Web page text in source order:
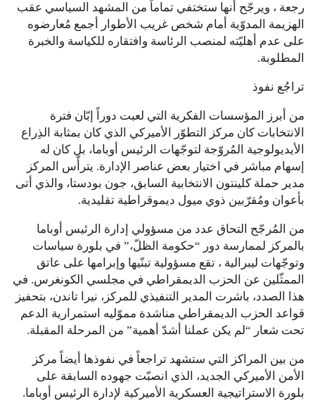
رجعة ، ويرجّح أنها ستختفي تماماً من المشهد السياسي عقب
الهزيمة المدوّية أمام شخص غريب الأطوار أجمع مُعارضوه
على عدم أهليّته لمنصب الرئاسة وافتقاره للكياسة والخبرة
المطلوبة.
تراجُع نفوذ
من أبرز المؤسسات الفكرية التي لعبت دوراً إبّان فترة
الانتخابات كان مركز التطوّر الأميركي الذي كان بمثابة الذِراع
الأيديولوجية المُروّجة لتوجّهات الرئيس أوباما، بل كان له
إسهام مباشر في اختيار بعض عناصر الإدارة. يترأّس المركز
مدير حملة كلينتون الانتخابية السابق، جون بودستا، والذي أتى
بأعوان ومُقرّبين ذوي ميول ديموقراطية تقليدية.
من المُرجّح التحاق عدد من مسؤولي إدارة الرئيس أوباما
بالمركز لممارسة دور “حكومة الظلّ،” في بلورة سياسات
وتوجّهات ليبرالية ، تقع مسؤولية تبنّيها وإبرامها على عاتق
الممثّلين عن الحزب الديمقراطي في مجلسي الكونغرس. في
هذا الصدد، باشرت المدير التنفيذي للمركز، نيرا تاندن، بتحفيز
قواعد الحزب الديمقراطي مناشدة مموّليه استمرارية الدعم
تحت شعار “لم يكن عملنا أشدّ أهمية” من المرحلة المقبلة.
من بين المراكز التي ستشهد تراجعاً في نفوذها أيضاً مركز
الأمن الأميركي الجديد، الذي انصبّت جهوده السابقة على
بلورة الاستراتيجية العسكرية الأميركية لإدارة الرئيس أوباما.